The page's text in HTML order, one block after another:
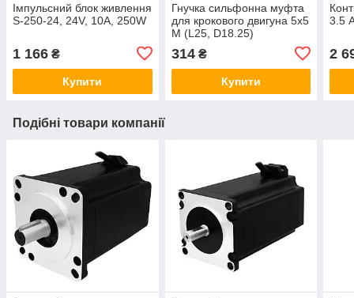
Імпульсний блок живлення
S-250-24, 24V, 10А, 250W
1 166 ₴
Купити
Гнучка сильфонна муфта
для крокового двигуна 5х5
М (L25, D18.25)
314₴
Купити
3.5
2
Подібні товари компанії